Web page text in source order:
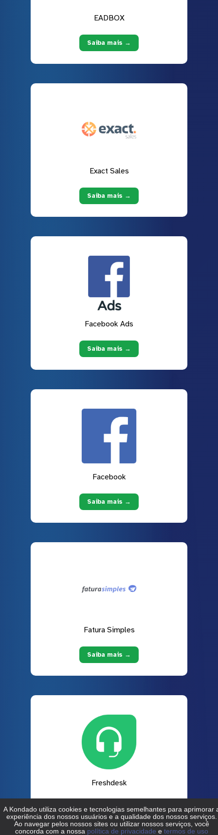
EADBOX
Saiba mais →
Exact Sales
Saiba mais →
Facebook Ads
Saiba mais →
Facebook
Saiba mais →
Fatura Simples
Saiba mais →
Freshdesk
Saiba mais →